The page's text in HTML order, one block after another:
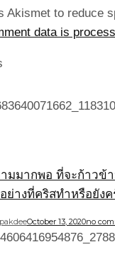
Akismet to reduce
data is
มมากพอ ที่จะก้าวข้า
ย่างที่คริสทำหรือยังค
October 13, 2020no